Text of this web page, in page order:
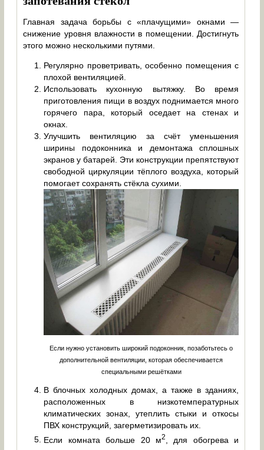
Главная задача борьбы с «плачущими» окнами —
снижение уровня влажности в помещении. Достигнуть
этого можно несколькими путями.
Регулярно проветривать, особенно помещения с
плохой вентиляцией.
Использовать кухонную вытяжку. Во время
приготовления пищи в воздух поднимается много
горячего пара, который оседает на стенах и
окнах.
Улучшить вентиляцию за счёт уменьшения
ширины подоконника и демонтажа сплошных
экранов у батарей. Эти конструкции препятствуют
свободной циркуляции тёплого воздуха, который
помогает сохранять стёкла сухими.
Если нужно установить широкий подоконник, позаботьтесь о
дополнительной вентиляции, которая обеспечивается
специальными решётками
В блочных холодных домах, а также в зданиях,
расположенных в низкотемпературных
климатических зонах, утеплить стыки и откосы
ПВХ конструкций, загерметизировать их.
Если комната больше 20 м2
, для обогрева и